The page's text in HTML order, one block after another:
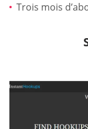
Trois mois